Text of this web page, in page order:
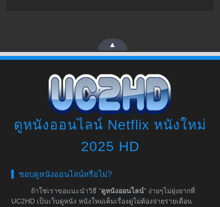
▲
ดูหนังออนไลน์ Netflix หนังใหม่
2025 HD
ชอบดูหนังออนไลน์หรือไม่?
ถ้าใช่เราขอแนะนำวิธี "ดูหนังออนไลน์" ง่ายๆไม่ยุ่งยากที่
UC2HD เป็นเว็บดูหนัง หนังใหม่เต็มเรื่องดูไม่ต้องจ่ายรายเดือน